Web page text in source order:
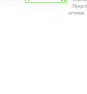
лечения.